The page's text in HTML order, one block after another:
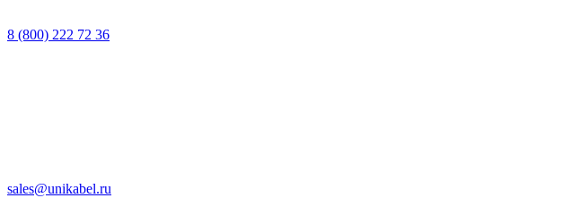
8 (800) 222 72 36
sales@unikabel.ru